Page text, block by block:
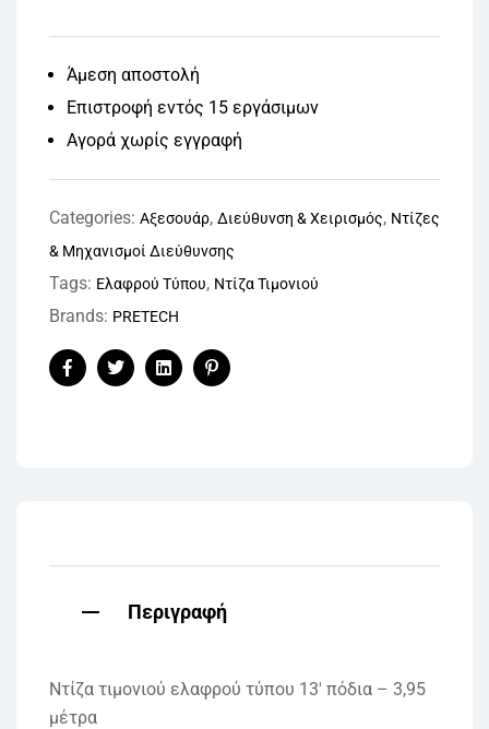
Άμεση αποστολή
Επιστροφή εντός 15 εργάσιμων
Αγορά χωρίς εγγραφή
Categories: Αξεσουάρ, Διεύθυνση & Χειρισμός, Ντίζες
& Μηχανισμοί Διεύθυνσης
Tags: Ελαφρού Τύπου, Ντίζα Τιμονιού
Brands: PRETECH
FacebookTwitterLinkedinPinterest
Περιγραφή
Ντίζα τιμονιού ελαφρού τύπου 13′ πόδια – 3,95
μέτρα